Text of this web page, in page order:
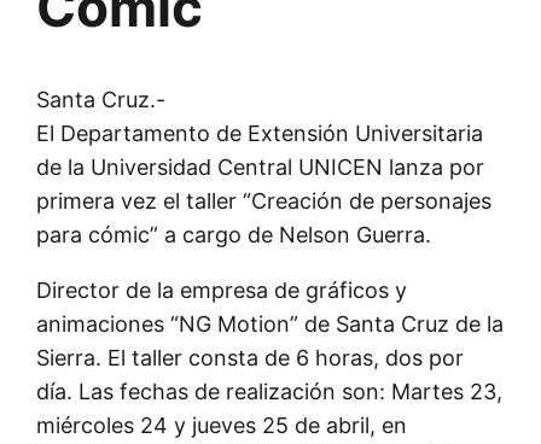
Santa Cruz.-
El Departamento de Extensión Universitaria
de la Universidad Central UNICEN lanza por
primera vez el taller “Creación de personajes
para cómic” a cargo de Nelson Guerra.
Director de la empresa de gráficos y
animaciones “NG Motion” de Santa Cruz de la
Sierra. El taller consta de 6 horas, dos por
día. Las fechas de realización son: Martes 23,
miércoles 24 y jueves 25 de abril, en